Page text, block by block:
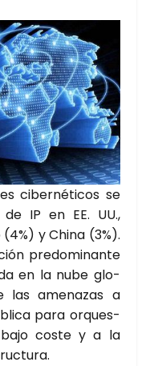
ciber­né­ti­cos se
IP en EE. UU.,
y Chi­na (3%).
pre­do­mi­nan­te
en la nube glo­
las ame­na­zas a
para orques­
cos­te y a la